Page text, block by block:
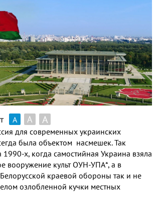
А А А
для современных украинских
была объектом насмешек.Так
1990-х, когда самостийная Украина взяла
вооружение культ ОУН-УПА*, а в
Белорусской краевой обороны так и не
озлобленной кучки местных